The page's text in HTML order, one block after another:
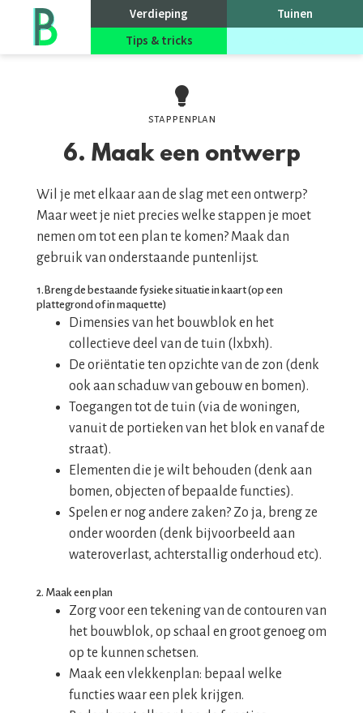
to
homepage
Verdieping
Tuinen
Tips & tricks
stappenplan
6. Maak een ontwerp
Wil je met elkaar aan de slag met een ontwerp?
Maar weet je niet precies welke stappen je moet
nemen om tot een plan te komen? Maak dan
gebruik van onderstaande puntenlijst.
1.Breng de bestaande fysieke situatie in kaart (op een
plattegrond of in maquette)
Dimensies van het bouwblok en het
collectieve deel van de tuin (lxbxh).
De oriëntatie ten opzichte van de zon (denk
ook aan schaduw van gebouw en bomen).
Toegangen tot de tuin (via de woningen,
vanuit de portieken van het blok en vanaf de
straat).
Elementen die je wilt behouden (denk aan
bomen, objecten of bepaalde functies).
Spelen er nog andere zaken? Zo ja, breng ze
onder woorden (denk bijvoorbeeld aan
wateroverlast, achterstallig onderhoud etc).
2. Maak een plan
Zorg voor een tekening van de contouren van
het bouwblok, op schaal en groot genoeg om
op te kunnen schetsen.
Maak een vlekkenplan: bepaal welke
functies waar een plek krijgen.